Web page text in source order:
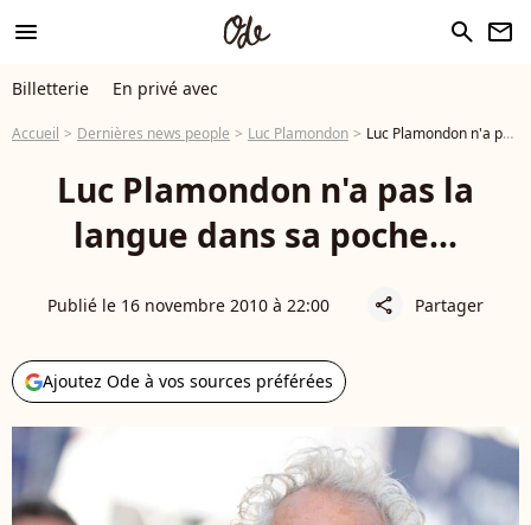
menu search newsletter
Billetterie En privé avec
Accueil Dernières news people Luc Plamondon Luc Plamondon n'a pas la langue dans sa poche...
Luc Plamondon n'a pas la
langue dans sa poche...
Publié le 16 novembre 2010 à 22:00 share Partager
Ajoutez Ode à vos sources préférées